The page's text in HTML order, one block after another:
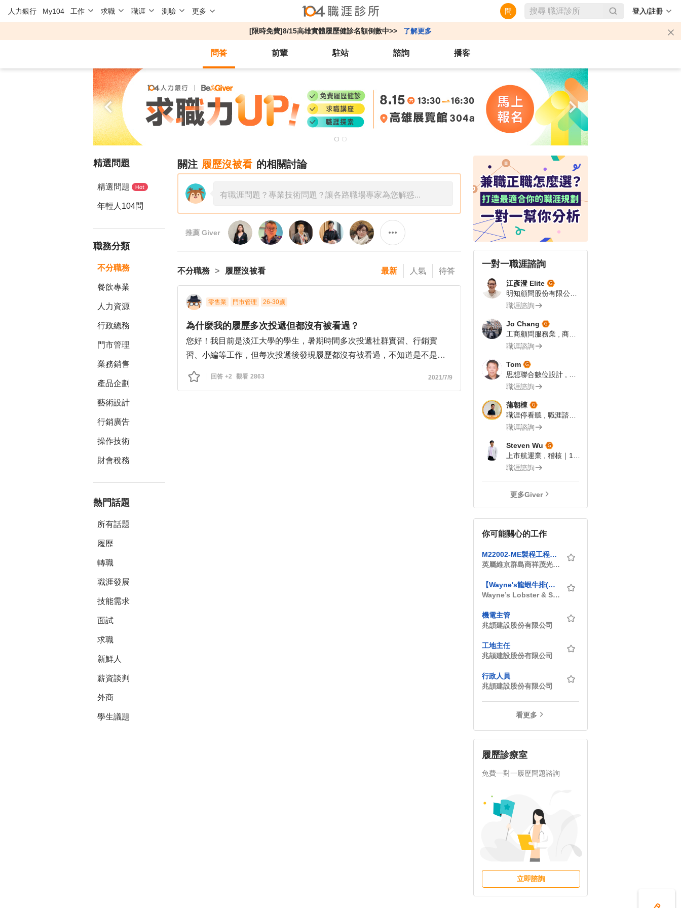
人力銀行 My104 工作 求職 職涯 測驗 更多 問 登入/註冊
[限時免費]8/15高雄實體履歷健診名額倒數中>> 了解更多
問答 前輩 駐站 諮詢 播客
精選問題
精選問題
年輕人104問
職務分類
不分職務
餐飲專業
人力資源
行政總務
門市管理
業務銷售
產品企劃
藝術設計
行銷廣告
操作技術
財會稅務
熱門話題
所有話題
履歷
轉職
職涯發展
技能需求
面試
求職
新鮮人
薪資談判
外商
學生議題
關注 履歷沒被看 的相關討論
推薦 Giver
不分職務 履歷沒被看 最新 人氣 待答
零售業 門市管理 26-30歲
為什麼我的履歷多次投遞但都沒有被看過？
您好！我目前是淡江大學的學生，暑期時間多次投遞社群實習、行銷實
習、小編等工作，但每次投遞後發現履歷都沒有被看過，不知道是不是我
的推薦信沒有寫好，在這邊附上我推薦信的內容再請您給我建議了謝謝！
您好，我叫XXX，目前就讀淡江大學XX係，曾經就職過一年半的門市行銷
回答 +2 觀看 2863 2021/7/9
一對一職涯諮詢
江彥澄 Elite
職涯諮詢
Jo Chang
職涯諮詢
Tom
職涯諮詢
蒲朝棟
職涯諮詢
Steven Wu
職涯諮詢
更多Giver
你可能關心的工作
M22002-ME製程工程師 Manufacturing Engineer｜另有夜班津貼每日600元｜技術扎實，穩定成長｜林口｜夜班
英屬維京群島商祥茂光電科技股份有限公司台灣分公司
【Wayne's龍蝦牛排(松山店)】西餐熱台廚師/領班
Wayne’s Lobster & Steak House_瑋恩餐飲企業有限公司
機電主管
兆頡建設股份有限公司
工地主任
兆頡建設股份有限公司
行政人員
兆頡建設股份有限公司
看更多
履歷診療室
免費一對一履歷問題諮詢
立即諮詢